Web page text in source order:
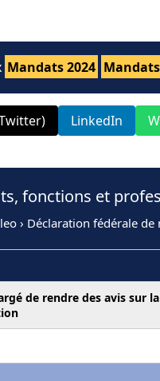
Mandats 2024
LinkedIn
fonctions et
› Déclaration fédérale
de rendre des avis sur